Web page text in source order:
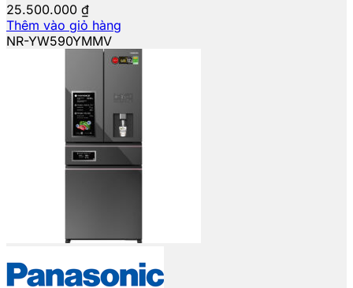
25.500.000 ₫
Thêm vào giỏ hàng
NR-YW590YMMV